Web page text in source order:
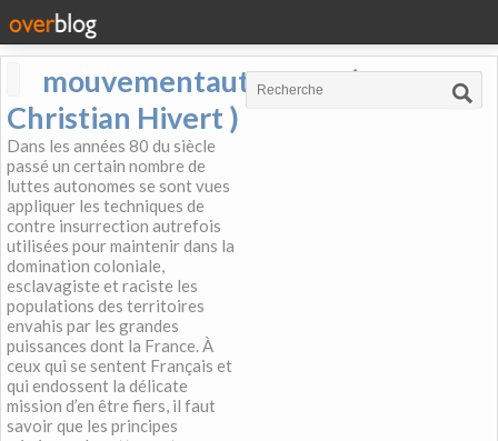
mouvementautonome (
Christian Hivert )
Dans les années 80 du siècle
passé un certain nombre de
luttes autonomes se sont vues
appliquer les techniques de
contre insurrection autrefois
utilisées pour maintenir dans la
domination coloniale,
esclavagiste et raciste les
populations des territoires
envahis par les grandes
puissances dont la France. À
ceux qui se sentent Français et
qui endossent la délicate
mission d’en être fiers, il faut
savoir que les principes